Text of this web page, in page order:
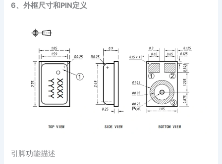
6、外框尺寸和PIN定义
引脚功能描述